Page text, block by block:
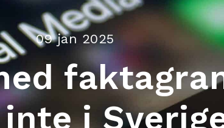
09 jan 2025
i